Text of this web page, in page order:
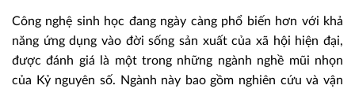
Công nghệ sinh học đang ngày càng phổ biến hơn với khả
năng ứng dụng vào đời sống sản xuất của xã hội hiện đại,
được đánh giá là một trong những ngành nghề mũi nhọn
của Kỷ nguyên số. Ngành này bao gồm nghiên cứu và vận